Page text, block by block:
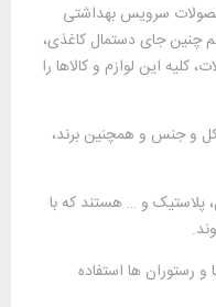
بهداشتی
کاغذی،
و کالاها را
برند،
هستند که با
استفاده